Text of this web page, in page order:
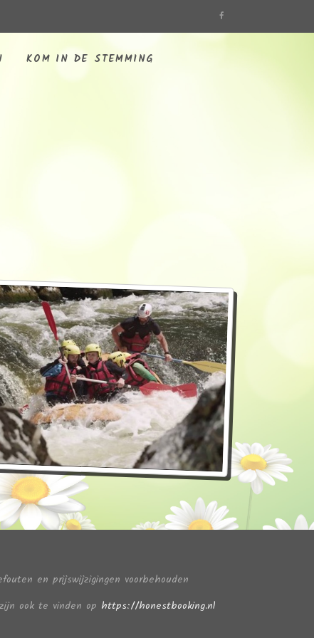
KOM IN DE STEMMING
en prijswijzigingen voorbehouden
ook te vinden op https://honestbooking.nl